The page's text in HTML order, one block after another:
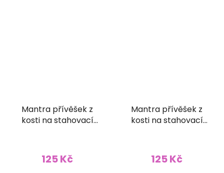
Mantra přívěšek z
kosti na stahovací
125 Kč
Mantra přívěšek z
kosti na stahovací
125 Kč